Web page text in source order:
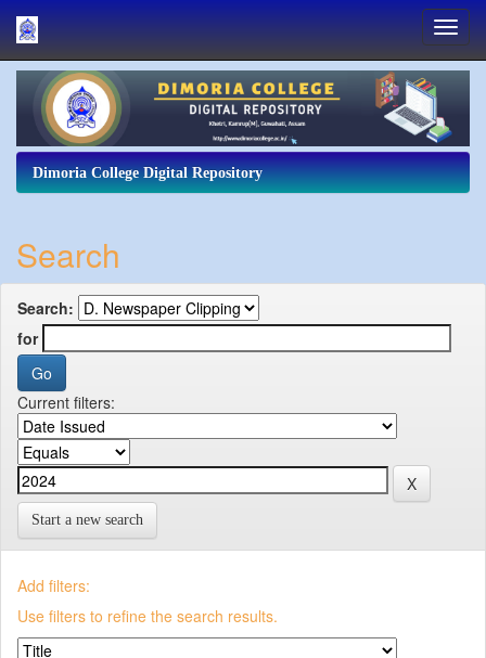
navigation
Dimoria College Digital Repository
Search
Search:
for
Current filters:
Start a new search
Add filters:
Use filters to refine the search results.